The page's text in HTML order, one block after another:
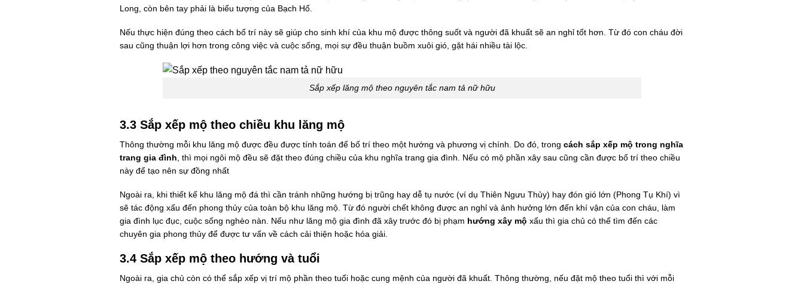
Long, còn bên tay phải là biểu tượng của Bạch Hổ.
Nếu thực hiện đúng theo cách bố trí này sẽ giúp cho sinh khí của khu mộ được thông suốt và người đã khuất sẽ an nghỉ tốt hơn. Từ đó con cháu đời
sau cũng thuận lợi hơn trong công việc và cuộc sống, mọi sự đều thuận buồm xuôi gió, gặt hái nhiều tài lộc.
Sắp xếp lăng mộ theo nguyên tắc nam tả nữ hữu
3.3 Sắp xếp mộ theo chiều khu lăng mộ
Thông thường mỗi khu lăng mộ được đều được tính toán để bố trí theo một hướng và phương vị chính. Do đó, trong cách sắp xếp mộ trong nghĩa
trang gia đình , thì mọi ngôi mộ đều sẽ đặt theo đúng chiều của khu nghĩa trang gia đình. Nếu có mộ phần xây sau cũng cần được bố trí theo chiều
này để tạo nên sự đồng nhất
Ngoài ra, khi thiết kế khu lăng mộ đá thì cần tránh những hướng bị trũng hay dễ tụ nước (ví dụ Thiên Ngưu Thủy) hay đón gió lớn (Phong Tụ Khí) vì
sẽ tác động xấu đến phong thủy của toàn bộ khu lăng mộ. Từ đó người chết không được an nghỉ và ảnh hưởng lớn đến khí vận của con cháu, làm
gia đình lục đục, cuộc sống nghèo nàn. Nếu như lăng mộ gia đình đã xây trước đó bị phạm hướng xây mộ xấu thì gia chủ có thể tìm đến các
chuyên gia phong thủy để được tư vấn về cách cải thiện hoặc hóa giải.
3.4 Sắp xếp mộ theo hướng và tuổi
Ngoài ra, gia chủ còn có thể sắp xếp vị trí mộ phần theo tuổi hoặc cung mệnh của người đã khuất. Thông thường, nếu đặt mộ theo tuổi thì với mỗi